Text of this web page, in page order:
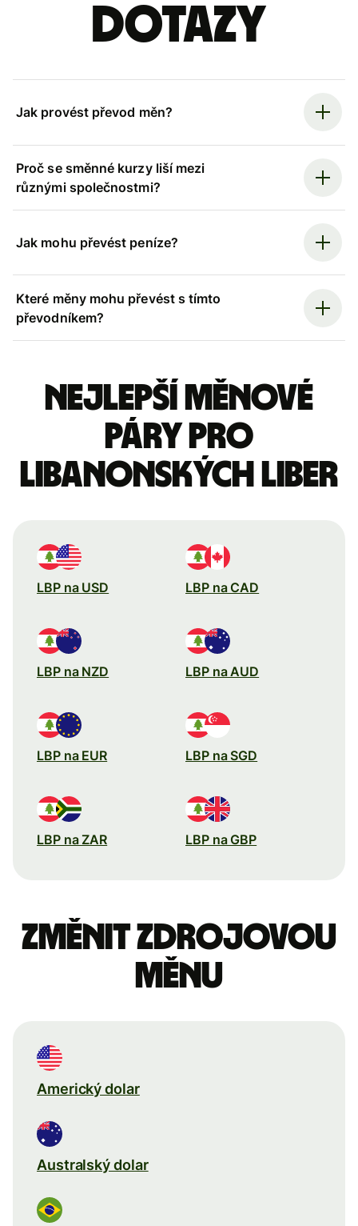
dotazy
Jak provést převod měn?
Proč se směnné kurzy liší mezi
různými společnostmi?
Jak mohu převést peníze?
Které měny mohu převést s tímto
převodníkem?
Nejlepší měnové
páry pro
libanonských liber
LBP na USD LBP na CAD
LBP na NZD LBP na AUD
LBP na EUR LBP na SGD
LBP na ZAR LBP na GBP
Změnit zdrojovou
měnu
Americký dolar
Australský dolar